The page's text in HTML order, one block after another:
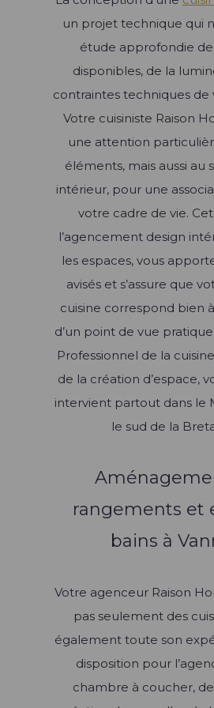
un projet technique qui
étude approfondie
disponibles, de la
contraintes techniques de
Votre cuisiniste Raison
une attention
éléments, mais aussi au
intérieur, pour une
votre cadre de vie.
l’agencement design
les espaces, vous
avisés et s’assure que
cuisine correspond bien
d’un point de vue
Professionnel de la
de la création d’espace,
intervient partout dans le
le sud de la
rangements et
bains à
Votre agenceur Raison
pas seulement des
également toute son
disposition pour
chambre à coucher,